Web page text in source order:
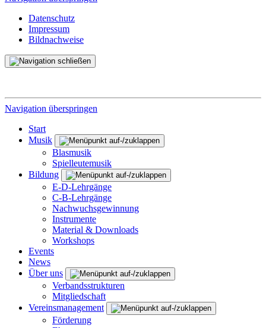
Datenschutz
Impressum
Bildnachweise
Navigation überspringen
Start
Musik
Blasmusik
Spielleutemusik
Bildung
E-D-Lehrgänge
C-B-Lehrgänge
Nachwuchsgewinnung
Instrumente
Material & Downloads
Workshops
Events
News
Über uns
Verbandsstrukturen
Mitgliedschaft
Vereinsmanagement
Förderung